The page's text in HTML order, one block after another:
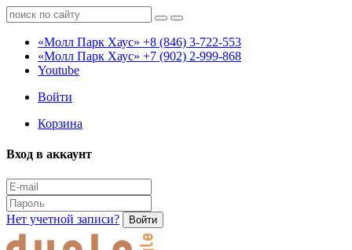
«Молл Парк Хаус» +8 (846) 3-722-553
«Молл Парк Хаус» +7 (902) 2-999-868
Youtube
Войти
Корзина
Вход в аккаунт
Нет учетной записи? Войти